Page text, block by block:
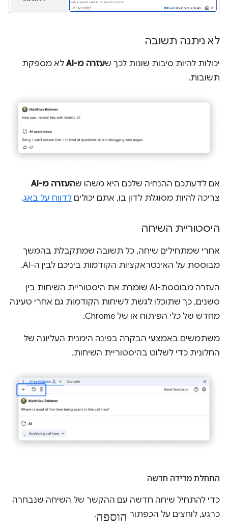
לא ניתנה תשובה
יכולות להיות סיבות שונות לכך שעזרה מ-AI
לא מספקת
תשובות.
אם לדעתכם ההנחיה שלכם היא משהו שהעזרה מ-AI
צריכה להיות מסוגלת לדון בו, אתם יכולים לדווח על באג.
היסטוריית השיחה
אחרי שמתחילים שיחה, כל תשובה שמתקבלת בהמשך
מבוססת על האינטראקציות הקודמות ביניכם לבין ה-AI.
העזרה מבוססת-AI שומרת את היסטוריית השיחות בין
סשנים, כך שתוכלו לגשת לשיחות הקודמות גם אחרי טעינה
מחדש של כלי הפיתוח או של Chrome.
משתמשים באמצעי הבקרה בפינה הימנית העליונה של
החלונית כדי לשלוט בהיסטוריית השיחות.
התחלת מדידה חדשה
כדי להתחיל שיחה חדשה עם ההקשר של השיחה שנבחרה
כרגע, לוחצים על הכפתור הוספה.